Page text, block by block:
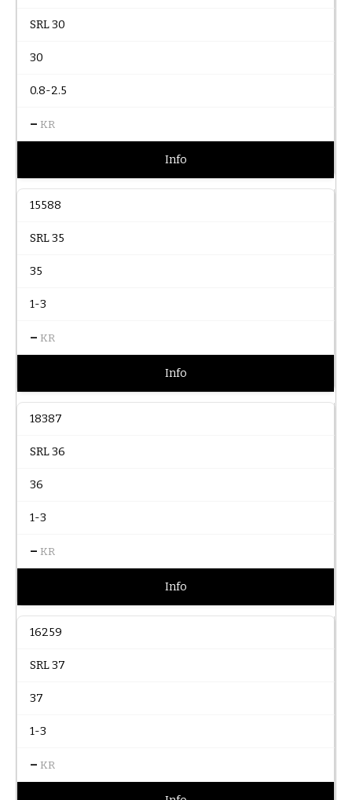
SRL 30
30
0.8-2.5
– KR
Info
15588
SRL 35
35
1-3
– KR
Info
18387
SRL 36
36
1-3
– KR
Info
16259
SRL 37
37
1-3
– KR